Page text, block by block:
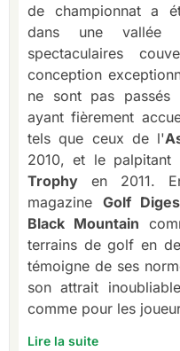
de championnat a
dans une vallée
spectaculaires
conception
ne sont pas passés
ayant fièrement
tels que ceux de l'
2010, et le palpitant
Trophy en 2011.
magazine Golf
Black Mountain
terrains de golf en
témoigne de ses
son attrait
comme pour les
Lire la suite